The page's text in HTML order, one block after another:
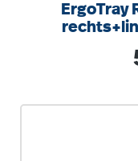
ErgoTray
B/H/